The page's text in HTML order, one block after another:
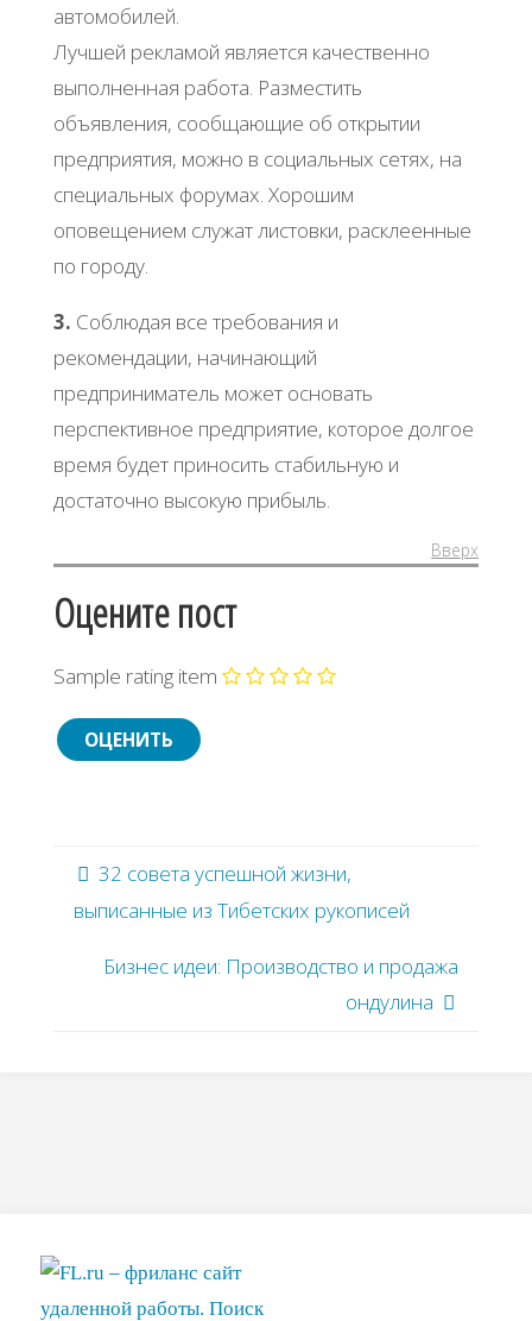
автомобилей.
Лучшей рекламой является качественно
выполненная работа. Разместить
объявления, сообщающие об открытии
предприятия, можно в социальных сетях, на
специальных форумах. Хорошим
оповещением служат листовки, расклеенные
по городу.
3. Соблюдая все требования и
рекомендации, начинающий
предприниматель может основать
перспективное предприятие, которое долгое
время будет приносить стабильную и
достаточно высокую прибыль.
Вверх
Оцените пост
Sample rating item
32 совета успешной жизни,
выписанные из Тибетских рукописей
Бизнес идеи: Производство и продажа
ондулина